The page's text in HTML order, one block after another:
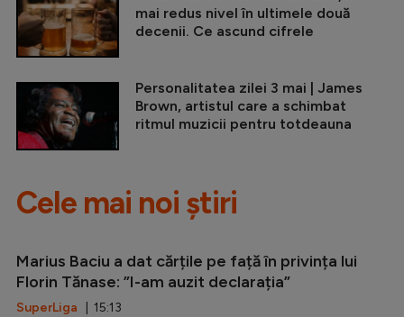
mai redus nivel în ultimele două
decenii. Ce ascund cifrele
Personalitatea zilei 3 mai | James
Brown, artistul care a schimbat
ritmul muzicii pentru totdeauna
Cele mai noi știri
Marius Baciu a dat cărțile pe față în privința lui
Florin Tănase: ”I-am auzit declarația”
SuperLiga | 15:13